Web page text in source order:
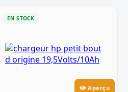
EN STOCK
Aperçu